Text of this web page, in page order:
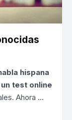
hispana
test online
Ahora …